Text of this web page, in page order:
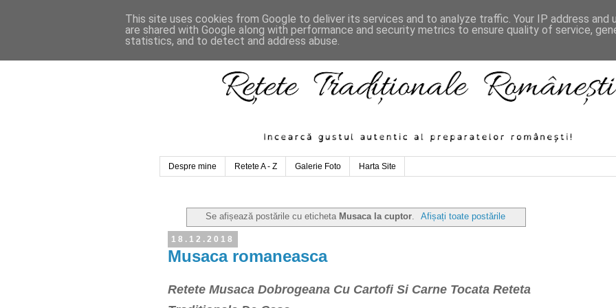
Despre mine Retete A - Z Galerie Foto Harta Site
Se afișează postările cu eticheta Musaca la cuptor. Afișați toate postările
18.12.2018
Musaca romaneasca
Retete Musaca Dobrogeana Cu Cartofi Si Carne Tocata Reteta
This site uses cookies from Google to deliver its services and to analyze traffic. Your IP address and
are shared with Google along with performance and security metrics to ensure quality of service,
statistics, and to detect and address abuse.